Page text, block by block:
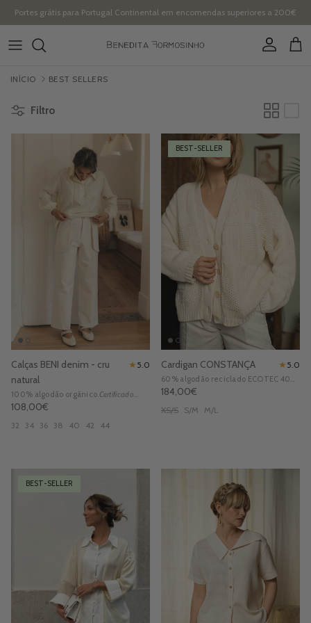
Ir para o conteúdo
Portes grátis para Portugal Continental em encomendas superiores a 200€
Conta
INÍCIO BEST SELLERS
Filtro
Calças BENI denim - cru
natural
★ 5.0
100% algodão orgânico.Certificado
STANDARD 100 by OEKO-TEX
Preço normal
108,00€
32 34 36 38 40 42 44
BEST-SELLER
Cardigan CONSTANÇA ★ 5.0
60% algodão reciclado ECOTEC 40%
algodão.
- Botões em corozo 100% recicláveis
Certificado GRS
Preço normal
184,00€
XS/S S/M M/L
BEST-SELLER